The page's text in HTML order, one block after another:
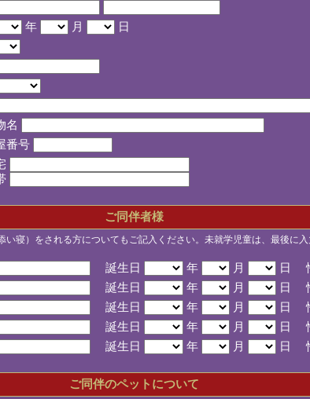
年 月
日
名
番号
ご同伴者様
寝）をされる方についてもご記入ください。未就学児童は、最後に入
誕生日 年 月
日
誕生日 年 月
日
誕生日 年 月
日
誕生日 年 月
日
誕生日 年 月 日
ご同伴のペットについて